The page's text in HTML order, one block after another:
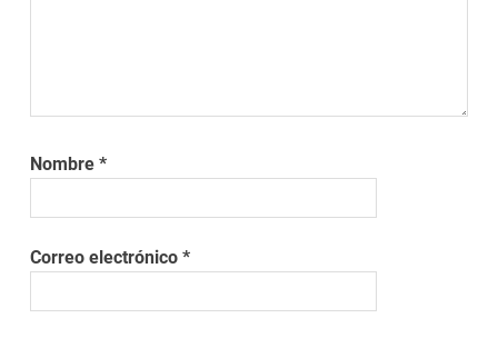
Nombre*
Correo electrónico*